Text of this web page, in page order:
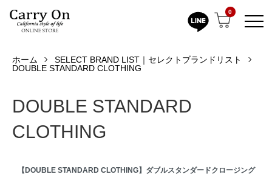
0
ホーム
SELECT BRAND LIST｜セレクトブランドリスト
DOUBLE STANDARD CLOTHING
DOUBLE STANDARD
CLOTHING
【DOUBLE STANDARD CLOTHING】ダブルスタンダードクロージング